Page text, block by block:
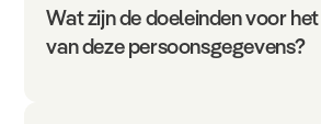
Wat zijn de doeleinden voor
van deze persoonsgegevens?